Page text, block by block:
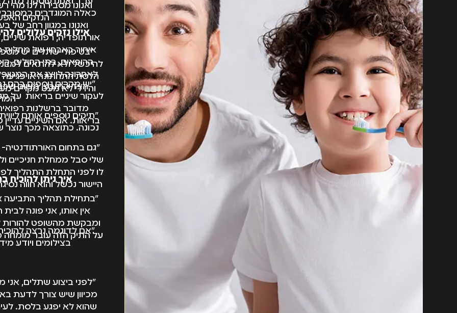
ואנונו מסבירה לנו מהי
הנזקיםכאלה המוגדרים
ואנונו במגוון רחב של
אורתופדיה, רפואת
איחור באבחון של מחלות
הרופאים, בתי החולים,
לאחרונה לייצג את
הצד התובע, משום
אילו נזקים עלולים
"בטיפולי שתלים יש
להיכשל ולא להתאים
הלסת התחתונה או
והיו לי לא מעט מקרים
"יש מקרים נוספים בהם
לעקור שיניים בריאות
מדובר ברשלנות
בריאות. אם השיניים
"תיקים נוספים אותם
נכונה. כתוצאה מכך
"גם בתחום האורתודנטיה-
שלי סבל ממחלת חניכיים
לו לפני התחלת התהליך
היישור נכשל והוא חווה
איך ניתן להוכיח
"בתחילת תהליך התביעה
אין אותו, אני פונה
ומבקשת מהשופט להורות
על התיק הזה עובר מומחה
"אם לדוגמה נרצה
בצילומים ויודע
מכיוון שיש צורך לדעת
שהוא לא יפגע בלסת.